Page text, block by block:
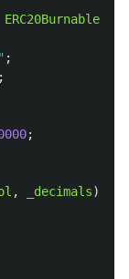
ERC20Burnable
" ;
;
;
, _decimals)